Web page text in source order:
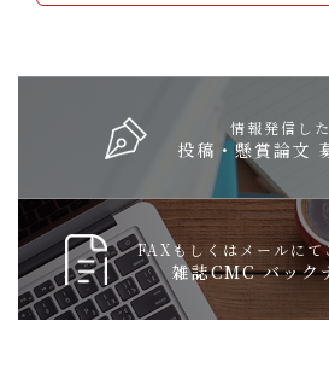
情報発信し
投稿・懸賞論文
FAXもしくはメールにて
雑誌CMC バック